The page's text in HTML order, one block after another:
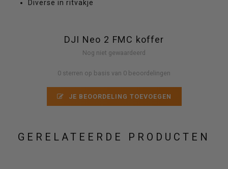
Diverse in ritvakje
DJI Neo 2 FMC koffer
Nog niet gewaardeerd
0 sterren op basis van 0 beoordelingen
JE BEOORDELING TOEVOEGEN
GERELATEERDE PRODUCTEN